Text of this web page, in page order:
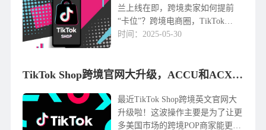
兰上线在即，跨境卖家如何提前
“卡位”？跨境电商圈，TikTok
Shop无疑是一颗最亮的星。就在大
欧洲站点！自2021年TikTok...
时间：2025-05-30
TikTok Shop跨境官网大升级，ACCU和ACXU商家快来抢占美国市场！
最近TikTok Shop跨境英文官网大
升级啦！这波操作主要是为了让更
多美国市场的跨境POP商家能更轻